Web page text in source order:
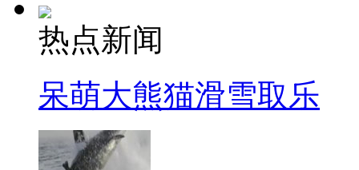
热点新闻
呆萌大熊猫滑雪取乐